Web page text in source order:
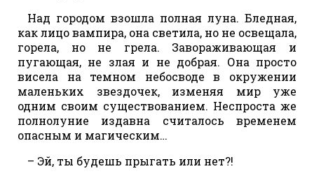
Над городом взошла полная луна. Бледная,
как лицо вампира, она светила, но не освещала,
горела, но не грела. Завораживающая и
пугающая, не злая и не добрая. Она просто
висела на темном небосводе в окружении
маленьких звездочек, изменяя мир уже
одним своим существованием. Неспроста же
полнолуние издавна считалось временем
опасным и магическим…
– Эй, ты будешь прыгать или нет?!